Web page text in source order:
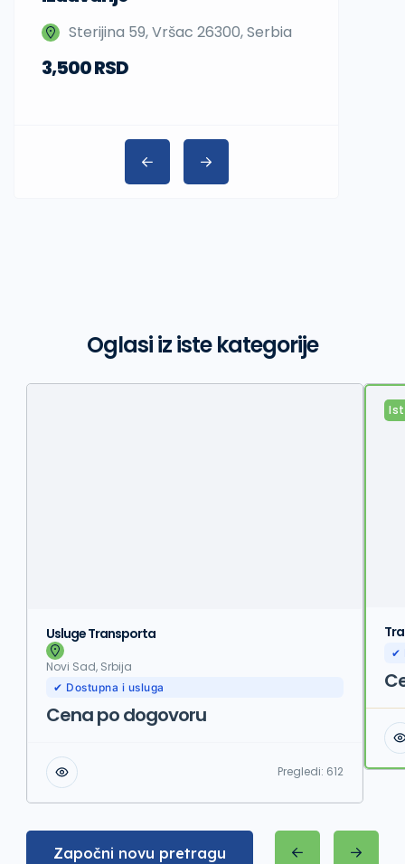
Sterijina 59, Vršac 26300, Serbia
3,500 RSD
Oglasi iz iste kategorije
Usluge Transporta
Novi Sad, Srbija
✔ Dostupna i usluga
Cena po dogovoru
Pregledi: 612
✔
Započni novu pretragu